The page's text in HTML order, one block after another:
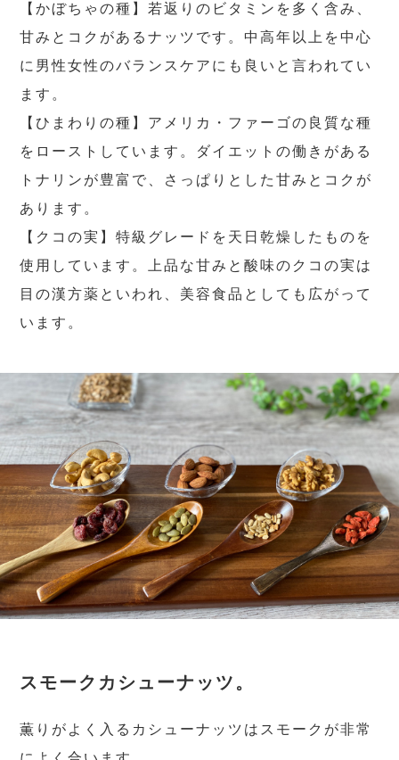
【かぼちゃの種】若返りのビタミンを多く含み、
甘みとコクがあるナッツです。中高年以上を中心
に男性女性のバランスケアにも良いと言われてい
ます。
【ひまわりの種】アメリカ・ファーゴの良質な種
をローストしています。ダイエットの働きがある
トナリンが豊富で、さっぱりとした甘みとコクが
あります。
【クコの実】特級グレードを天日乾燥したものを
使用しています。上品な甘みと酸味のクコの実は
目の漢方薬といわれ、美容食品としても広がって
います。
スモークカシューナッツ。
薫りがよく入るカシューナッツはスモークが非常